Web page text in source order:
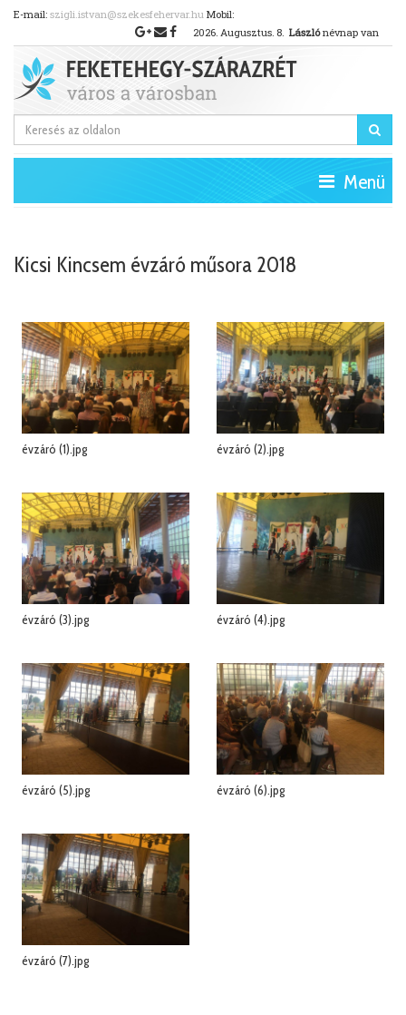
E-mail: szigli.istvan@szekesfehervar.hu Mobil:
2026. Augusztus. 8. Lászlónévnap van
Menü
Kicsi Kincsem évzáró műsora 2018
évzáró (1).jpg évzáró (2).jpg
évzáró (3).jpg évzáró (4).jpg
évzáró (5).jpg évzáró (6).jpg
évzáró (7).jpg